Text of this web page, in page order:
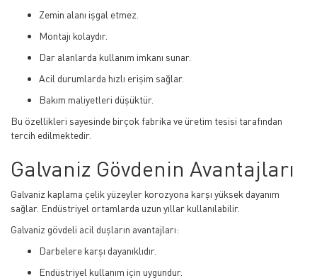
Zemin alanı işgal etmez.
Montajı kolaydır.
Dar alanlarda kullanım imkanı sunar.
Acil durumlarda hızlı erişim sağlar.
Bakım maliyetleri düşüktür.
Bu özellikleri sayesinde birçok fabrika ve üretim tesisi tarafından
tercih edilmektedir.
Galvaniz Gövdenin Avantajları
Galvaniz kaplama çelik yüzeyler korozyona karşı yüksek dayanım
sağlar. Endüstriyel ortamlarda uzun yıllar kullanılabilir.
Galvaniz gövdeli acil duşların avantajları:
Darbelere karşı dayanıklıdır.
Endüstriyel kullanım için uygundur.